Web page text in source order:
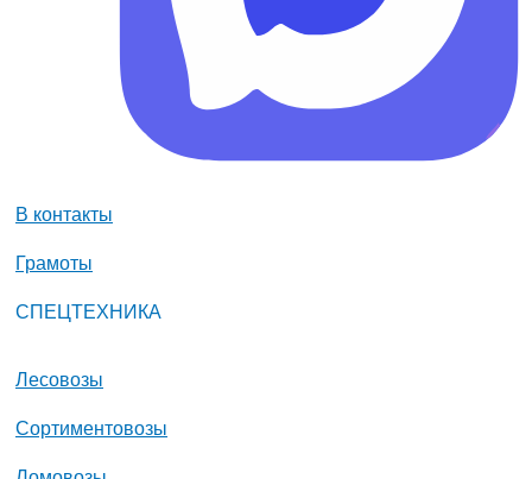
В контакты
Грамоты
СПЕЦТЕХНИКА
Лесовозы
Сортиментовозы